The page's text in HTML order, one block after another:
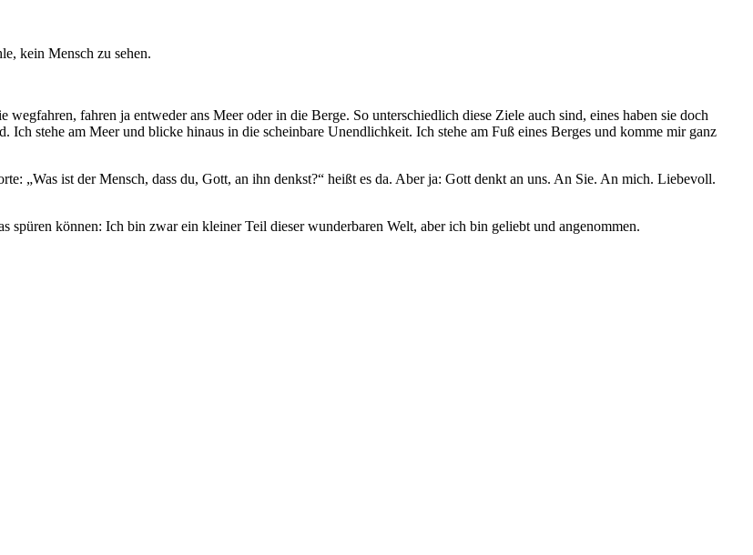
fahren ja entweder ans Meer oder in die Berge. So unterschiedlich diese Ziele auch sind, eines haben sie doch
stehe am Meer und blicke hinaus in die scheinbare Unendlichkeit. Ich stehe am Fuß eines Berges und komme mir ganz
„Was ist der Mensch, dass du, Gott, an ihn denkst?“ heißt es da. Aber ja: Gott denkt an uns. An Sie. An mich. Liebevoll.
spüren können: Ich bin zwar ein kleiner Teil dieser wunderbaren Welt, aber ich bin geliebt und angenommen.